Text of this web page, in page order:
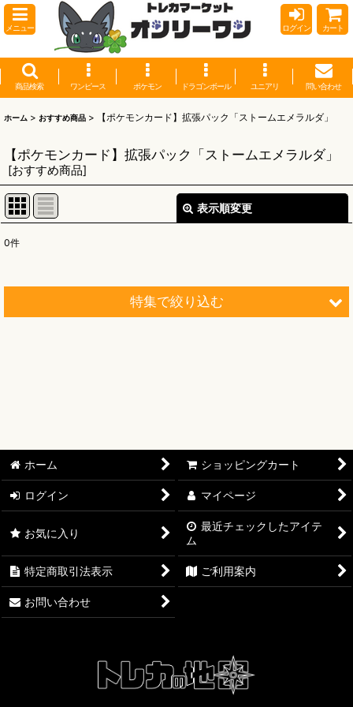
メニュー ログイン カート
商品検索 ワンピース ポケモン ドラゴンボール ユニアリ 問い合わせ
ホーム > おすすめ商品 > 【ポケモンカード】拡張パック「ストームエメラルダ」
【ポケモンカード】拡張パック「ストームエメラルダ」
[おすすめ商品]
表示順変更
0件
特集で絞り込む
【ワンピースカード】ブースターパック 決戦の刻【OP-16】
【ワンピースカード】ブースターパック 神の島の冒険【OP-
15】
【ワンピースカード】エクストラブースター EGGHEAD
CRISIS【EB-04】
【ワンピースカード】ブースターパック 蒼海の七傑【OP-14】
【ワンピースカード】ブースターパック 受け継がれる意志
ホーム ショッピングカート
ログイン マイページ
お気に入り
最近チェックしたアイテ
ム
特定商取引法表示 ご利用案内
お問い合わせ